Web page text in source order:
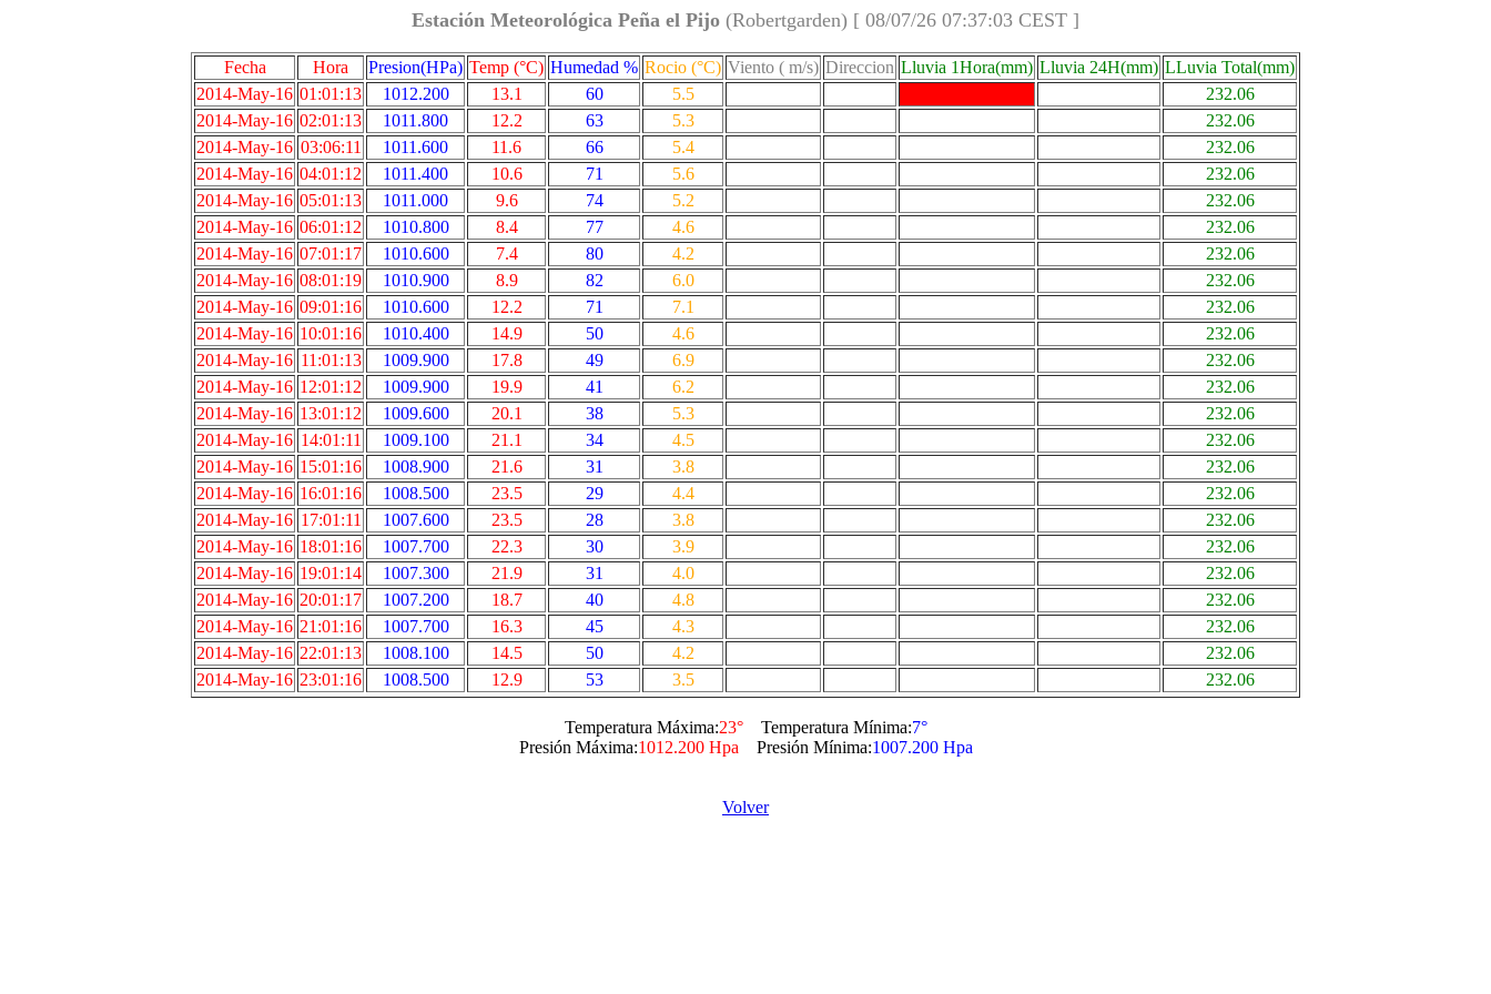
Estación Meteorológica Peña el Pijo (Robertgarden) [ 08/07/26 07:37:03 CEST ]
Fecha Hora Presion(HPa) Temp (°C) Humedad % Rocio (°C) Viento ( m/s) Direccion Lluvia 1Hora(mm) Lluvia 24H(mm) LLuvia Total(mm)
2014-May-16 01:01:13 1012.200 13.1 60 5.5
232.06
2014-May-16 02:01:13 1011.800 12.2 63 5.3
232.06
2014-May-16 03:06:11 1011.600 11.6 66 5.4
232.06
2014-May-16 04:01:12 1011.400 10.6 71 5.6
232.06
2014-May-16 05:01:13 1011.000 9.6 74 5.2
232.06
2014-May-16 06:01:12 1010.800 8.4 77 4.6
232.06
2014-May-16 07:01:17 1010.600 7.4 80 4.2
232.06
2014-May-16 08:01:19 1010.900 8.9 82 6.0
232.06
2014-May-16 09:01:16 1010.600 12.2 71 7.1
232.06
2014-May-16 10:01:16 1010.400 14.9 50 4.6
232.06
2014-May-16 11:01:13 1009.900 17.8 49 6.9
232.06
2014-May-16 12:01:12 1009.900 19.9 41 6.2
232.06
2014-May-16 13:01:12 1009.600 20.1 38 5.3
232.06
2014-May-16 14:01:11 1009.100 21.1 34 4.5
232.06
2014-May-16 15:01:16 1008.900 21.6 31 3.8
232.06
2014-May-16 16:01:16 1008.500 23.5 29 4.4
232.06
2014-May-16 17:01:11 1007.600 23.5 28 3.8
232.06
2014-May-16 18:01:16 1007.700 22.3 30 3.9
232.06
2014-May-16 19:01:14 1007.300 21.9 31 4.0
232.06
2014-May-16 20:01:17 1007.200 18.7 40 4.8
232.06
2014-May-16 21:01:16 1007.700 16.3 45 4.3
232.06
2014-May-16 22:01:13 1008.100 14.5 50 4.2
232.06
2014-May-16 23:01:16 1008.500 12.9 53 3.5 232.06
Temperatura Máxima:23°Temperatura Mínima:7°
Presión Máxima:1012.200 Hpa Presión Mínima:1007.200 Hpa
Volver